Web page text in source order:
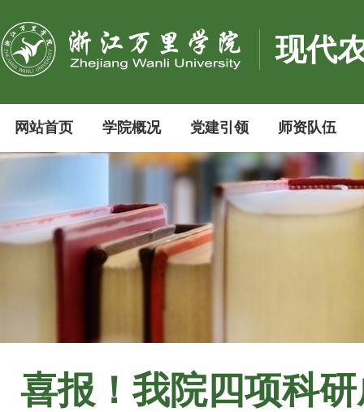
现代
网站首页 学院概况 党建引领 师资队伍
喜报！我院四项科